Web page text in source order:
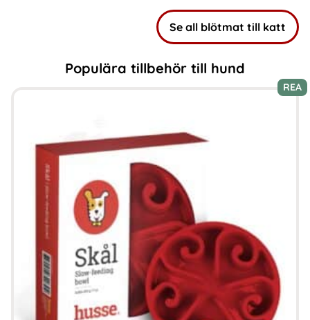
Se all blötmat till katt
Populära tillbehör till hund
REA
varianter.
alternativen